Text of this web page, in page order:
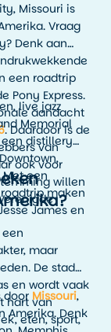
Missouri is
Vraag
Denk aan
een roadtrip
Pony Express.
aandacht
. Daardoor is de
van
ook voor
willen
live jazz
Memorial
distillery
Met een
maken
James en
maar
De stad
en wordt vaak
hart van
eten, sport,
door Missouri,
Amerika. Denk